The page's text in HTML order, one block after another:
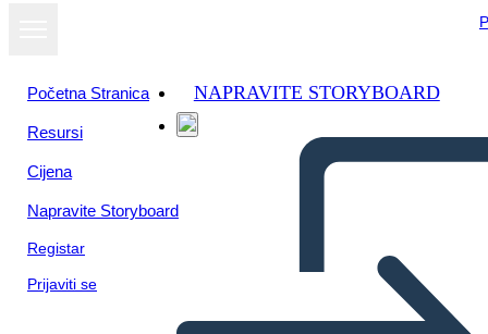
Početna Stranica
Resursi
Cijena
Napravite Storyboard
Registar
Prijaviti se
NAPRAVITE STORYBOARD